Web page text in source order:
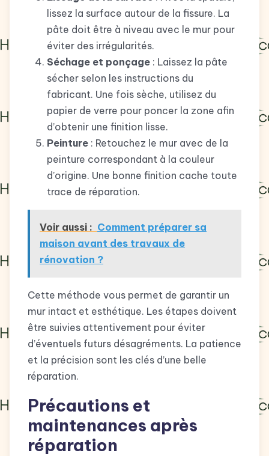
lissez la surface autour de la fissure. La
pâte doit être à niveau avec le mur pour
éviter des irrégularités.
Séchage et ponçage : Laissez la pâte
sécher selon les instructions du
fabricant. Une fois sèche, utilisez du
papier de verre pour poncer la zone afin
d’obtenir une finition lisse.
Peinture : Retouchez le mur avec de la
peinture correspondant à la couleur
d’origine. Une bonne finition cache toute
trace de réparation.
Voir aussi : Comment préparer sa
maison avant des travaux de
rénovation ?
Cette méthode vous permet de garantir un
mur intact et esthétique. Les étapes doivent
être suivies attentivement pour éviter
d’éventuels futurs désagréments. La patience
et la précision sont les clés d’une belle
réparation.
Précautions et
maintenances après
réparation